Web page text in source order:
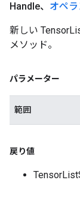
Handle、 オペラ
新しい
メソッド。
パラメーター
範囲
戻り値